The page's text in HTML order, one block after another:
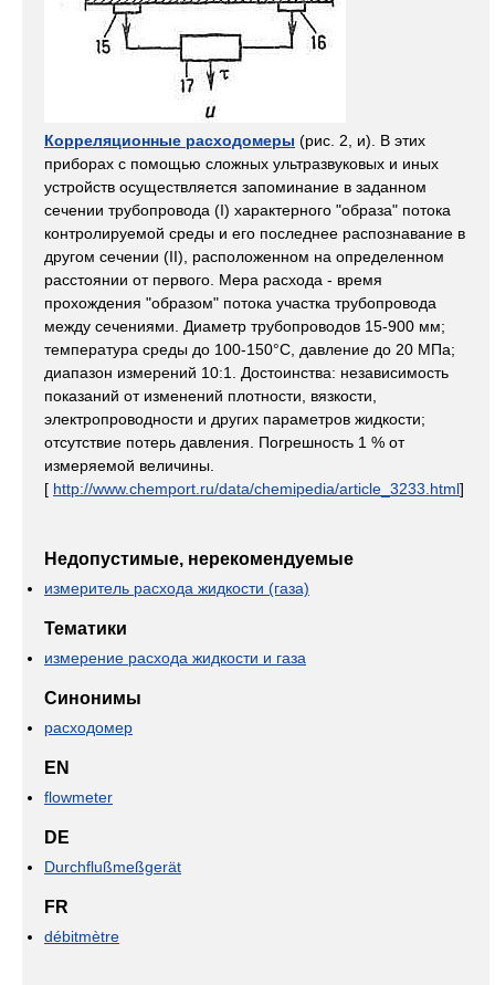
Корреляционные расходомеры (рис. 2, и). В этих
приборах с помощью сложных ультразвуковых и иных
устройств осуществляется запоминание в заданном
сечении трубопровода (I) характерного "образа" потока
контролируемой среды и его последнее распознавание в
другом сечении (II), расположенном на определенном
расстоянии от первого. Мера расхода - время
прохождения "образом" потока участка трубопровода
между сечениями. Диаметр трубопроводов 15-900 мм;
температура среды до 100-150°С, давление до 20 МПа;
диапазон измерений 10:1. Достоинства: независимость
показаний от изменений плотности, вязкости,
электропроводности и других параметров жидкости;
отсутствие потерь давления. Погрешность 1 % от
измеряемой величины.
[ http://www.chemport.ru/data/chemipedia/article_3233.html]
Недопустимые, нерекомендуемые
измеритель расхода жидкости (газа)
Тематики
измерение расхода жидкости и газа
Синонимы
расходомер
EN
flowmeter
DE
Durchflußmeßgerät
FR
débitmètre